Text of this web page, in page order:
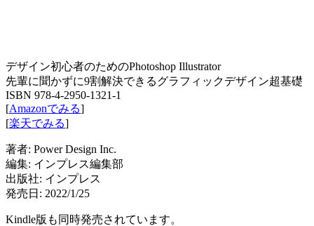
デザイン初心者のためのPhotoshop Illustrator
先輩に聞かずに9割解決できるグラフィックデザイン超基礎
ISBN 978-4-2950-1321-1
[Amazonでみる]
[楽天でみる]
著者: Power Design Inc.
編集: インプレス編集部
出版社: インプレス
発売日: 2022/1/25
Kindle版も同時発売されています。